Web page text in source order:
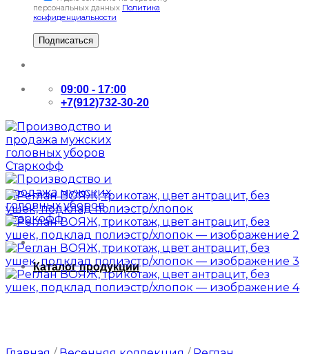
персональных данных Политика
конфиденциальности
09:00 - 17:00
+7(912)732-30-20
Каталог продукции